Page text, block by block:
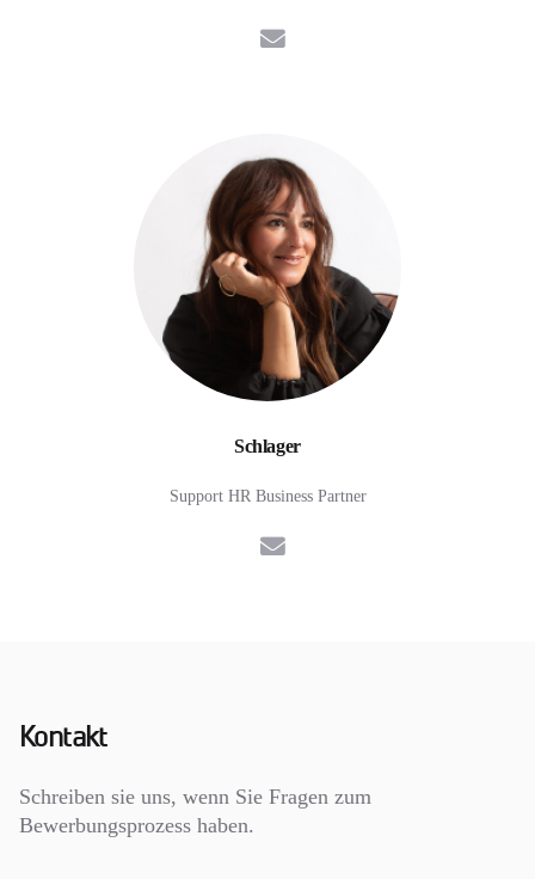
E-Mail
Schlager
Support HR Business Partner
E-Mail
Kontakt
Schreiben sie uns, wenn Sie Fragen zum
Bewerbungsprozess haben.